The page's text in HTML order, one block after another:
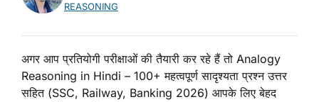
REASONING
अगर आप प्रतियोगी परीक्षाओं की तैयारी कर रहे हैं तो Analogy
Reasoning in Hindi – 100+ महत्वपूर्ण सादृश्यता प्रश्न उत्तर
सहित (SSC, Railway, Banking 2026) आपके लिए बेहद